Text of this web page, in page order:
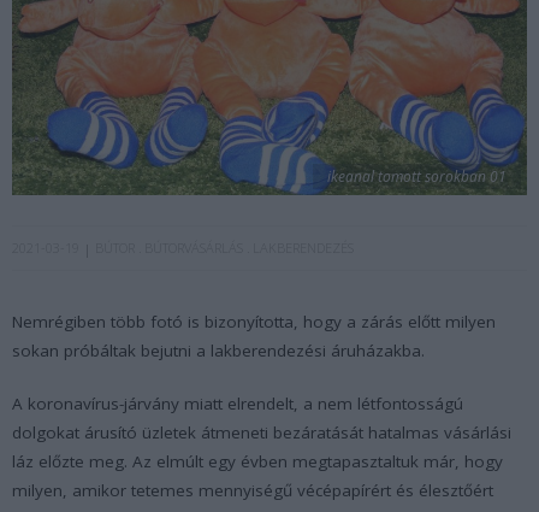
ikeanal tomott sorokban 01
Nemrégiben több fotó is bizonyította, hogy a zárás előtt milyen
sokan próbáltak bejutni a lakberendezési áruházakba.
A koronavírus-járvány miatt elrendelt, a nem létfontosságú
dolgokat árusító üzletek átmeneti bezáratását hatalmas vásárlási
láz előzte meg. Az elmúlt egy évben megtapasztaltuk már, hogy
milyen, amikor tetemes mennyiségű vécépapírért és élesztőért